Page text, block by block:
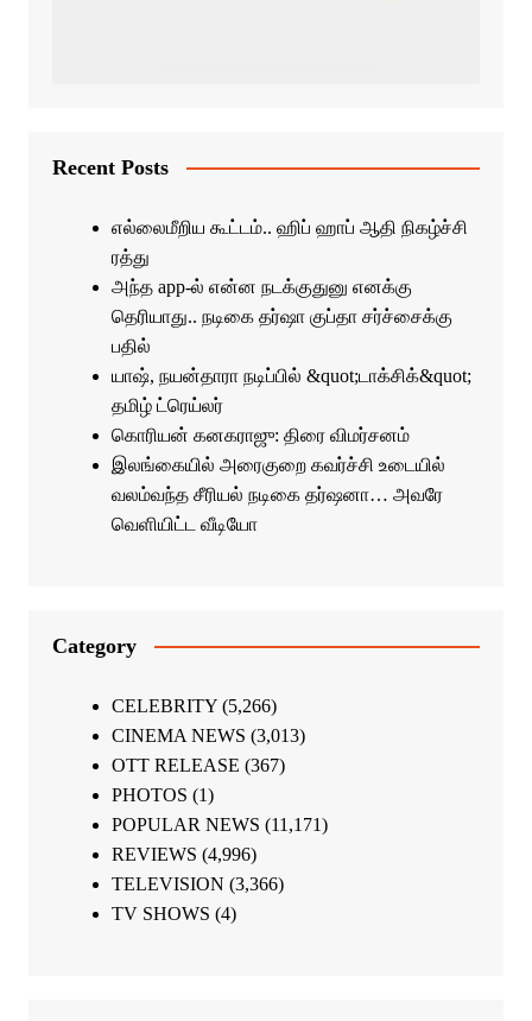
Recent Posts
எல்லைமீறிய கூட்டம்.. ஹிப் ஹாப் ஆதி நிகழ்ச்சி
ரத்து
அந்த app-ல் என்ன நடக்குதுனு எனக்கு
தெரியாது.. நடிகை தர்ஷா குப்தா சர்ச்சைக்கு
பதில்
யாஷ், நயன்தாரா நடிப்பில் &quot;டாக்சிக்&quot;
தமிழ் ட்ரெய்லர்
கொரியன் கனகராஜு: திரை விமர்சனம்
இலங்கையில் அரைகுறை கவர்ச்சி உடையில்
வலம்வந்த சீரியல் நடிகை தர்ஷனா… அவரே
வெளியிட்ட வீடியோ
Category
CELEBRITY(5,266)
CINEMA NEWS (3,013)
OTT RELEASE (367)
PHOTOS (1)
POPULAR NEWS (11,171)
REVIEWS (4,996)
TELEVISION (3,366)
TV SHOWS (4)